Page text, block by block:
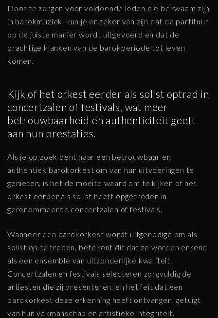
Door te zorgen voor voldoende leden die bekwaam zijn
in barokmuziek, kun je er zeker van zijn dat de partituur
op de juiste manier wordt uitgevoerd en dat de
prachtige klanken van de barokperiode tot leven
komen.
Kijk of het orkest eerder als solist optrad in
concertzalen of festivals, wat meer
betrouwbaarheid en authenticiteit geeft
aan hun prestaties.
Als je op zoek bent naar een betrouwbaar en
authentiek barokorkest om van hun uitvoeringen te
genieten, is het de moeite waard om te kijken of het
orkest eerder als solist heeft opgetreden in
gerenommeerde concertzalen of festivals.
Wanneer een barokorkest wordt uitgenodigd om als
solist op te treden, betekent dit dat ze worden erkend
als een ensemble van uitzonderlijke kwaliteit.
Concertzalen en festivals selecteren zorgvuldig de
artiesten die zij presenteren, en het feit dat een
barokorkest deze erkenning heeft ontvangen, getuigt
van hun vakmanschap en artistieke integriteit.